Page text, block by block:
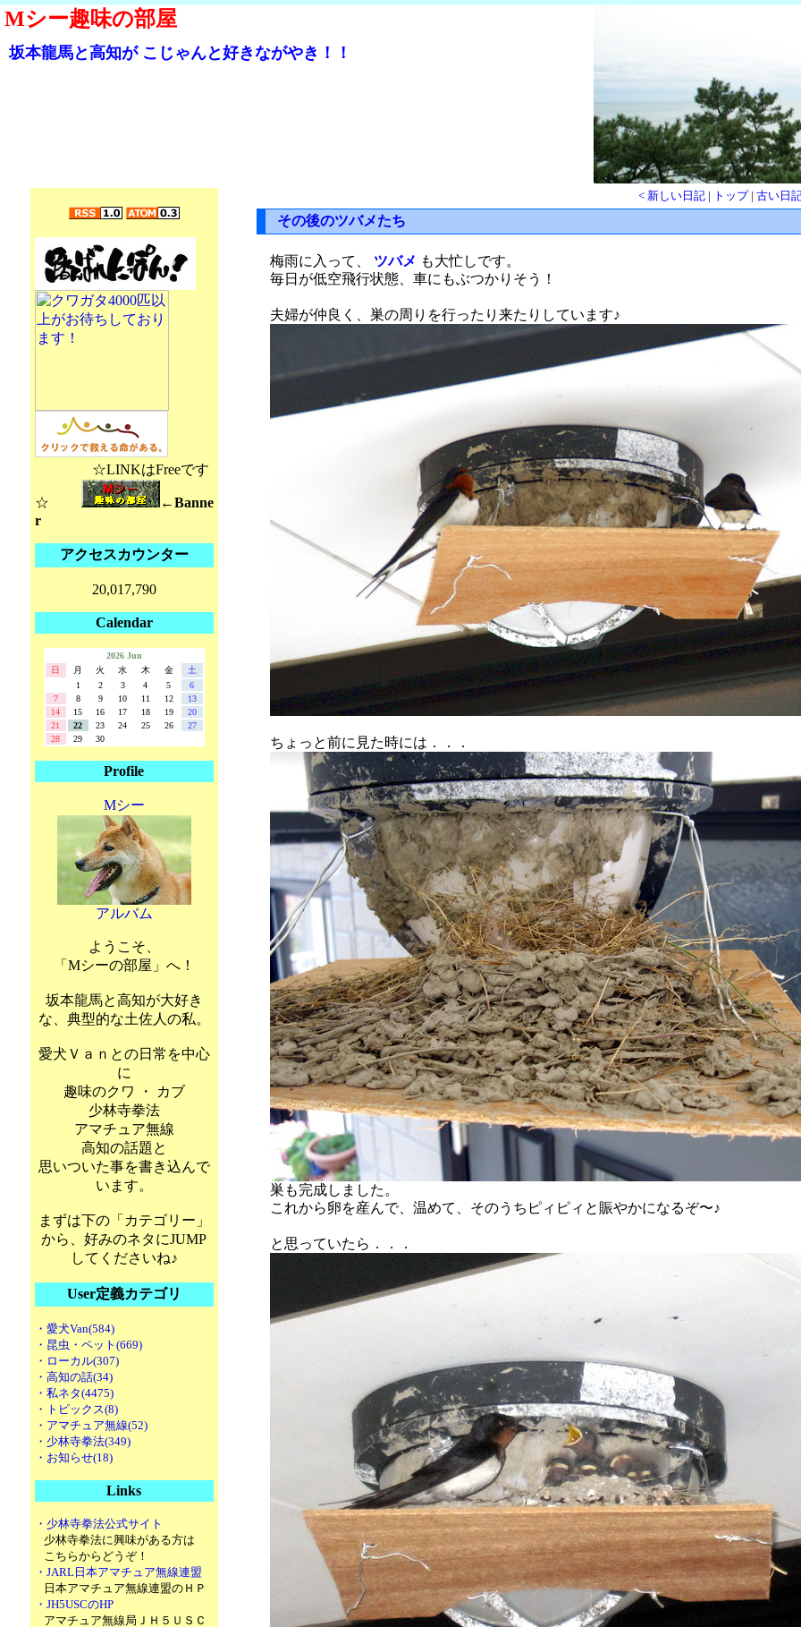
Mシー趣味の部屋
坂本龍馬と高知が こじゃんと好きながやき！！
☆LINKはFreeです
☆
←Banne
r
アクセスカウンター
20,017,790
Calendar
2026 Jun
日
月 火 水 木 金
土
1
2 3 4 5
6
7
8 9 10 11 12
13
14
15 16 17 18 19
20
21
22 23 24 25 26
27
28
29 30
Profile
Mシー
アルバム
ようこそ、
「Mシーの部屋」へ！
坂本龍馬と高知が大好き
な、典型的な土佐人の私。
愛犬Ｖａｎとの日常を中心
に
趣味のクワ ・ カブ
少林寺拳法
アマチュア無線
高知の話題と
思いついた事を書き込んで
います。
まずは下の「カテゴリー」
から、好みのネタにJUMP
してくださいね♪
User定義カテゴリ
・愛犬Van(584)
・昆虫・ペット(669)
・ローカル(307)
・高知の話(34)
・私ネタ(4475)
・トピックス(8)
・アマチュア無線(52)
・少林寺拳法(349)
・お知らせ(18)
Links
・少林寺拳法公式サイト
少林寺拳法に興味がある方は
こちらからどうぞ！
・JARL日本アマチュア無線連盟
日本アマチュア無線連盟のＨＰ
・JH5USCのHP
アマチュア無線局ＪＨ５ＵＳＣ
< 新しい日記| トップ| 古い日
その後のツバメたち
梅雨に入って、 ツバメ も大忙しです。
毎日が低空飛行状態、車にもぶつかりそう！
夫婦が仲良く、巣の周りを行ったり来たりしています♪
ちょっと前に見た時には．．．
巣も完成しました。
これから卵を産んで、温めて、そのうちピィピィと賑やかになるぞ〜♪
と思っていたら．．．